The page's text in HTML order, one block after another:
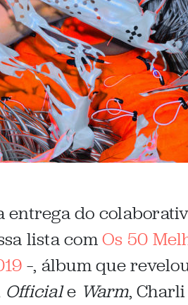
entrega do
lista comOs 50
–, álbum que
Officiale Warm,